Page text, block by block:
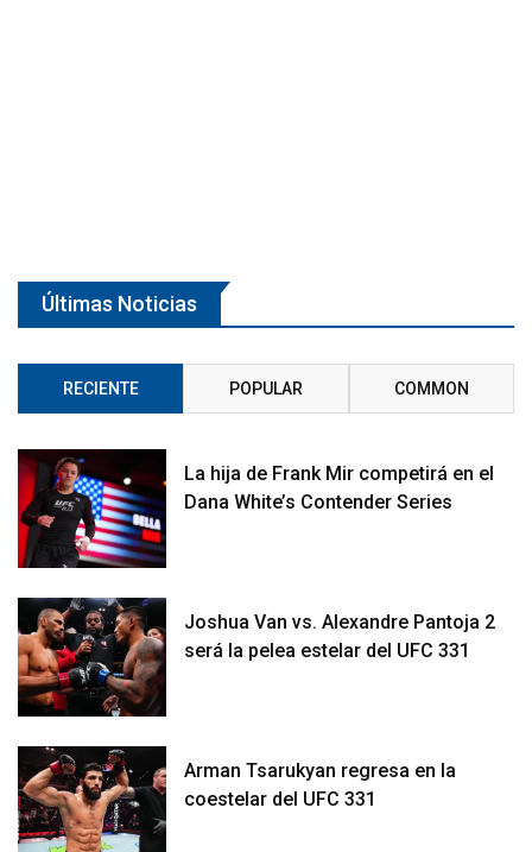
Últimas Noticias
RECIENTE POPULAR COMMON
La hija de Frank Mir competirá en el
Dana White’s Contender Series
Joshua Van vs. Alexandre Pantoja 2
será la pelea estelar del UFC 331
Arman Tsarukyan regresa en la
coestelar del UFC 331